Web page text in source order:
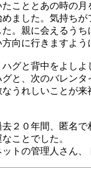
こととあの時の
ました。気持ち
。親に会えるうち
向に行きますよう
グと背中をよし
と、次のバレン
うれしいことが
２０年間、匿名
ことでした。
トの管理人さん